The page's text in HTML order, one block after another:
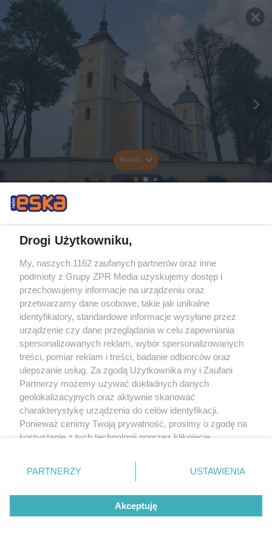
Rozwiń
Drogi Użytkowniku,
My, naszych 1162 zaufanych partnerów oraz inne
podmioty z Grupy ZPR Media uzyskujemy dostęp i
przechowujemy informacje na urządzeniu oraz
przetwarzamy dane osobowe, takie jak unikalne
identyfikatory, standardowe informacje wysyłane przez
urządzenie czy dane przeglądania w celu zapewniania
spersonalizowanych reklam, wybór spersonalizowanych
treści, pomiar reklam i treści, badanie odbiorców oraz
ulepszanie usług. Za zgodą Użytkownika my i Zaufani
Partnerzy możemy używać dokładnych danych
geolokalizacyjnych oraz aktywnie skanować
charakterystykę urządzenia do celów identyfikacji.
Ponieważ cenimy Twoją prywatność, prosimy o zgodę na
korzystanie z tych technologii poprzez kliknięcie
zmienić/wycofać klikając przycisk ustawień prywatności
znajdujący się w lewym dolnym rogu strony
rodzaje przetwarzania danych nie wymagają zgody
użytkownika, ale masz prawo sprzeciwić się takiemu
przetwarzaniu. Preferencje będą miały zastosowanie tylko
PARTNERZY USTAWIENIA
Akceptuję